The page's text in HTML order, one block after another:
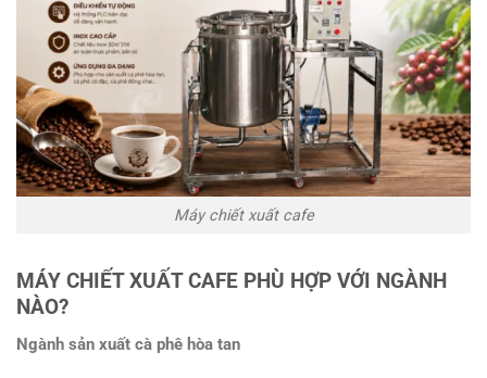
Máy chiết xuất cafe
MÁY CHIẾT XUẤT CAFE PHÙ HỢP VỚI NGÀNH
NÀO?
Ngành sản xuất cà phê hòa tan